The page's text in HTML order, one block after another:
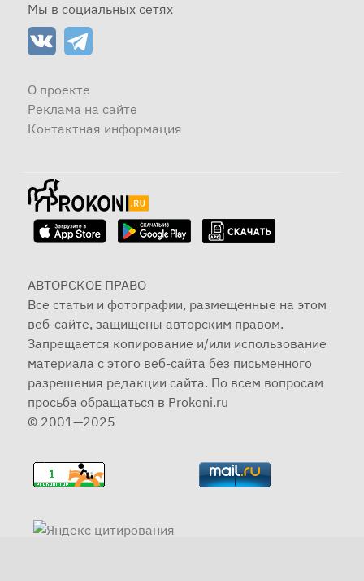
Мы в социальных сетях
О проекте
Реклама на сайте
Контактная информация
АВТОРСКОЕ ПРАВО
Все статьи и фотографии, размещенные на этом
веб-сайте, защищены авторским правом.
Запрещается копирование и/или использование
материала с этого веб-сайта без письменного
разрешения редакции сайта. По всем вопросам
просьба обращаться в Prokoni.ru
© 2001—2025